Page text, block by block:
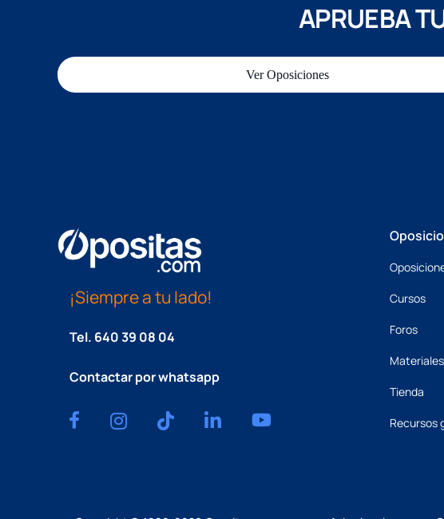
APRUEBA
Ver Oposiciones
¡Siempre a tu lado!
Tel. 640 39 08 04
Contactar por whatsapp
Cursos
Foros
Tienda
Recursos